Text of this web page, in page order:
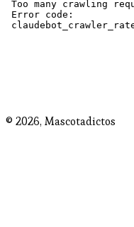
© 2026, Mascotadictos